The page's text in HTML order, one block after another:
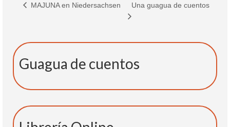
MAJUNA en Niedersachsen Una guagua de cuentos
Guagua de cuentos